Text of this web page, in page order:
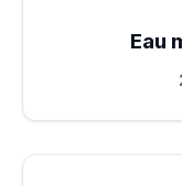
Eau